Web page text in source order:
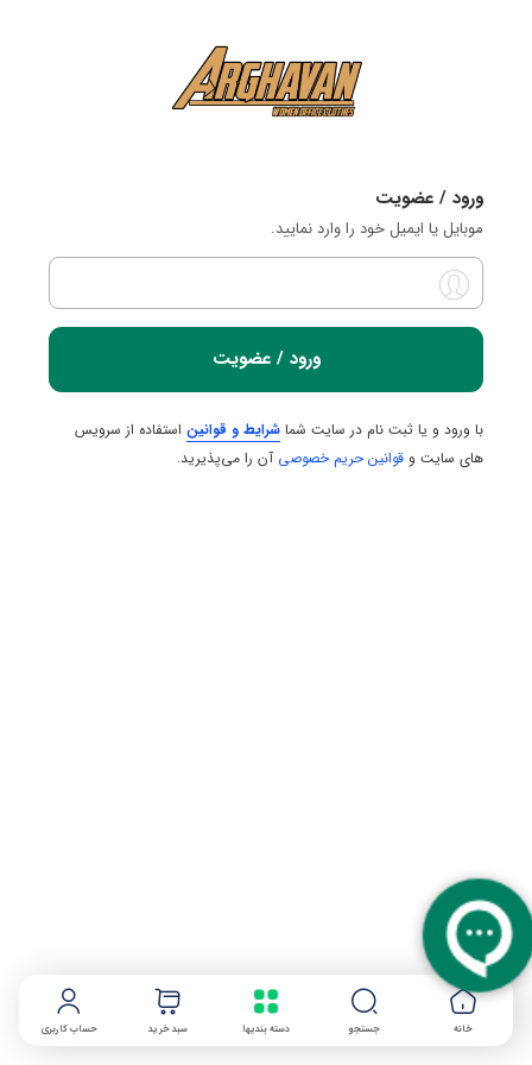
خانه جستجو دسته بندیها سبد خرید حساب کاربری
ورود / عضویت
موبایل یا ایمیل خود را وارد نمایید.
ورود / عضویت
با ورود و یا ثبت نام در سایت شما شرایط و قوانیناستفاده از سرویس
های سایت و قوانین حریم خصوصی آن را می‌پذیرید.